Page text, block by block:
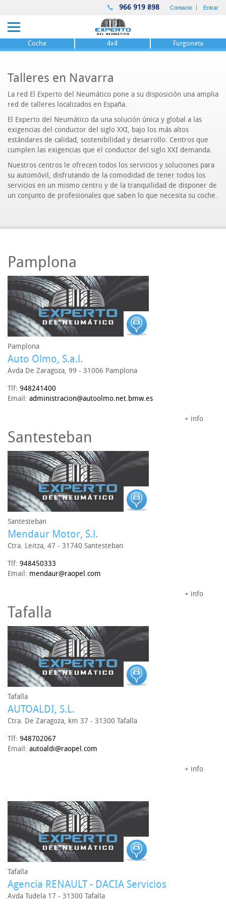
966 919 898 Contacto Entrar
Coche 4x4 Furgoneta
Talleres en Navarra
La red El Experto del Neumático pone a su disposición una amplia
red de talleres localizados en España.
El Experto del Neumático da una solución única y global a las
exigencias del conductor del siglo XXI, bajo los más altos
estándares de calidad, sostenibilidad y desarrollo. Centros que
cumplen las exigencias que el conductor del siglo XXI demanda.
Nuestros centros le ofrecen todos los servicios y soluciones para
su automóvil, disfrutando de la comodidad de tener todos los
servicios en un mismo centro y de la tranquilidad de disponer de
un conjunto de profesionales que saben lo que necesita su coche.
Pamplona
Pamplona
Auto Olmo, S.a.l.
Avda De Zaragoza, 99 - 31006 Pamplona
Tlf: 948241400
Email: administracion@autoolmo.net.bmw.es
+ info
Santesteban
Santesteban
Mendaur Motor, S.l.
Ctra. Leitza, 47 - 31740 Santesteban
Tlf: 948450333
Email: mendaur@raopel.com
+ info
Tafalla
Tafalla
AUTOALDI, S.L.
Ctra. De Zaragoza, km 37 - 31300 Tafalla
Tlf: 948702067
Email: autoaldi@raopel.com
+ info
Tafalla
Agencia RENAULT - DACIA Servicios
Avda Tudela 17 - 31300 Tafalla